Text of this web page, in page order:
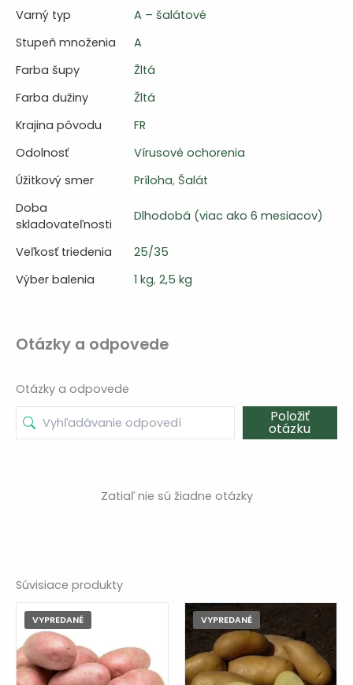
Varný typ
A – šalátové
Stupeň množenia
A
Farba šupy
Žltá
Farba dužiny
Žltá
Krajina pôvodu
FR
Odolnosť
Vírusové ochorenia
Úžitkový smer
Príloha, Šalát
Doba
skladovateľnosti
Dlhodobá (viac ako 6 mesiacov)
Veľkosť triedenia
25/35
Výber balenia
1 kg, 2,5 kg
Otázky a odpovede
Otázky a odpovede
Položiť
otázku
Zatiaľ nie sú žiadne otázky
Súvisiace produkty
VYPREDANÉ VYPREDANÉ